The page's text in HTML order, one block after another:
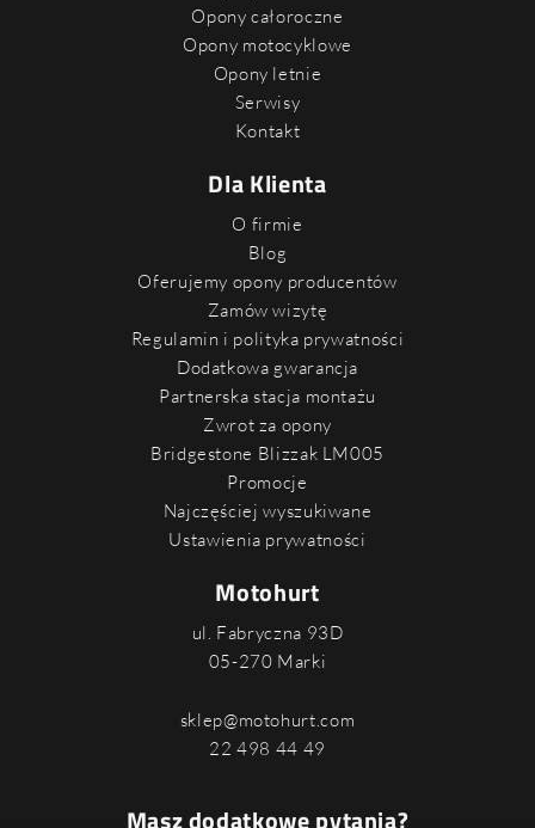
Opony całoroczne
Opony motocyklowe
Opony letnie
Serwisy
Kontakt
Dla Klienta
O firmie
Blog
Oferujemy opony producentów
Zamów wizytę
Regulamin i polityka prywatności
Dodatkowa gwarancja
Partnerska stacja montażu
Zwrot za opony
Bridgestone Blizzak LM005
Promocje
Najczęściej wyszukiwane
Ustawienia prywatności
Motohurt
ul. Fabryczna 93D
05-270 Marki
sklep@motohurt.com
22 498 44 49
Masz dodatkowe pytania?